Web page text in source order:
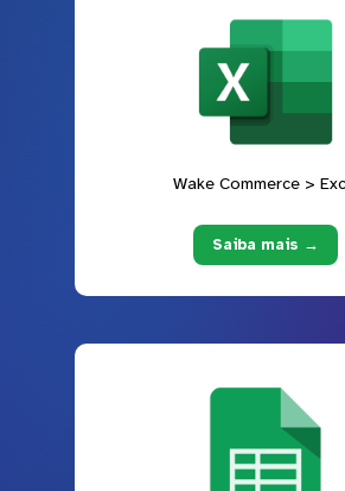
Wake Commerce >
Saiba mais →